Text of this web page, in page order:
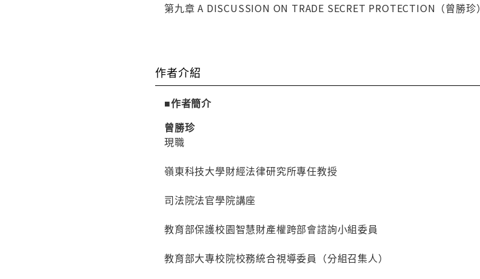
第九章 A DISCUSSION ON TRADE SECRET PROTECTION（曾勝珍）
作者介紹
■作者簡介
曾勝珍
現職
嶺東科技大學財經法律研究所專任教授
司法院法官學院講座
教育部保護校園智慧財產權跨部會諮詢小組委員
教育部大專校院校務統合視導委員（分組召集人）